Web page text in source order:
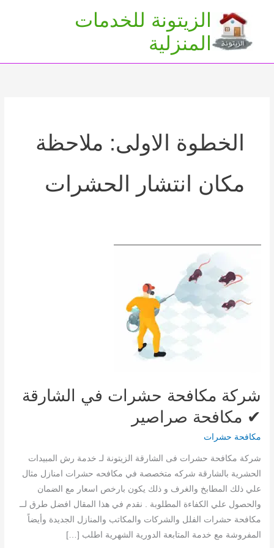
المحتوى
الزيتونة للخدمات
المنزلية
الخطوة الاولى: ملاحظة
مكان انتشار الحشرات
شركة مكافحة حشرات في الشارقة
✔ مكافحة صراصير
مكافحة حشرات
شركة مكافحة حشرات فى الشارقة الزيتونة لـ خدمة رش المبيدات
الحشرية بالشارقة شركه متخصصة في مكافحه حشرات امنازل مثال
علي ذلك المطابخ والغرف و ذلك يكون بارخص اسعار مع الضمان
والحصول علي الكفاءة المطلوبة . نقدم في هذا المقال افضل طرق لــ
مكافحة حشرات الفلل والشركات والمكاتب والمنازل الجديدة وأيضاً
المفروشة مع خدمة المتابعة الدورية الشهرية اطلب […]